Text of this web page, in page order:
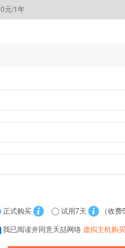
正式购买 试用7天
（收费
我已阅读并同意天喆网络 虚拟主机购